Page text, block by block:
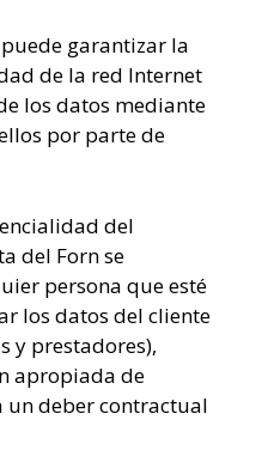
garantizar la
de la red Internet
los datos mediante
por parte de
del
del Forn se
persona que esté
los datos del cliente
y prestadores),
apropiada de
un deber contractual